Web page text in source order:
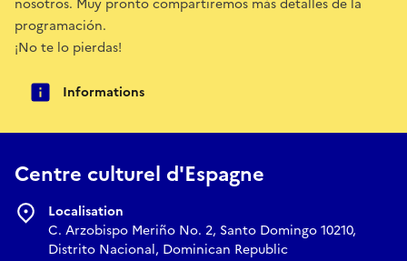
programación.
¡No te lo pierdas!
Informations
Centre culturel d'Espagne
Localisation
C. Arzobispo Meriño No. 2, Santo Domingo 10210,
Distrito Nacional, Dominican Republic